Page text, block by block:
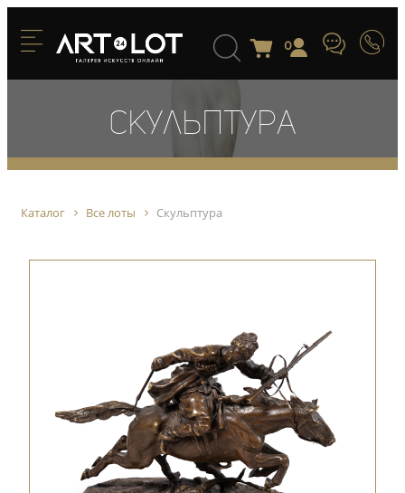
0
Скульптура
Каталог Все лоты Скульптура